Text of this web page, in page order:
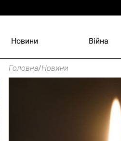
Новини Війна
Головна/Новини